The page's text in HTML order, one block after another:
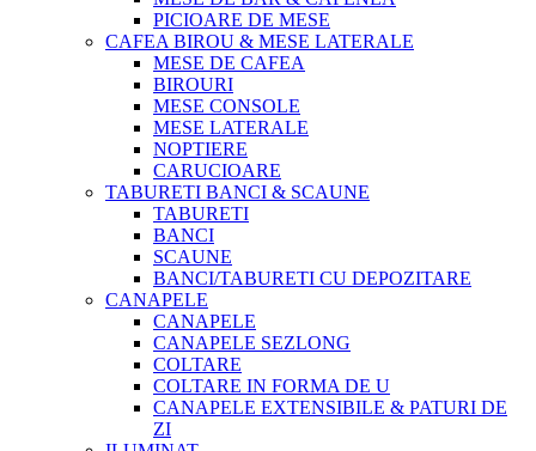
PICIOARE DE MESE
CAFEA BIROU & MESE LATERALE
MESE DE CAFEA
BIROURI
MESE CONSOLE
MESE LATERALE
NOPTIERE
CARUCIOARE
TABURETI BANCI & SCAUNE
TABURETI
BANCI
SCAUNE
BANCI/TABURETI CU DEPOZITARE
CANAPELE
CANAPELE
CANAPELE SEZLONG
COLTARE
COLTARE IN FORMA DE U
CANAPELE EXTENSIBILE & PATURI DE
ZI